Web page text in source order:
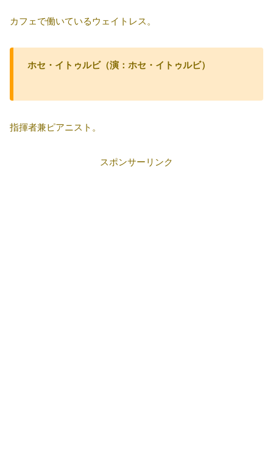
カフェで働いているウェイトレス。
ホセ・イトゥルビ（演：ホセ・イトゥルビ）
指揮者兼ピアニスト。
スポンサーリンク